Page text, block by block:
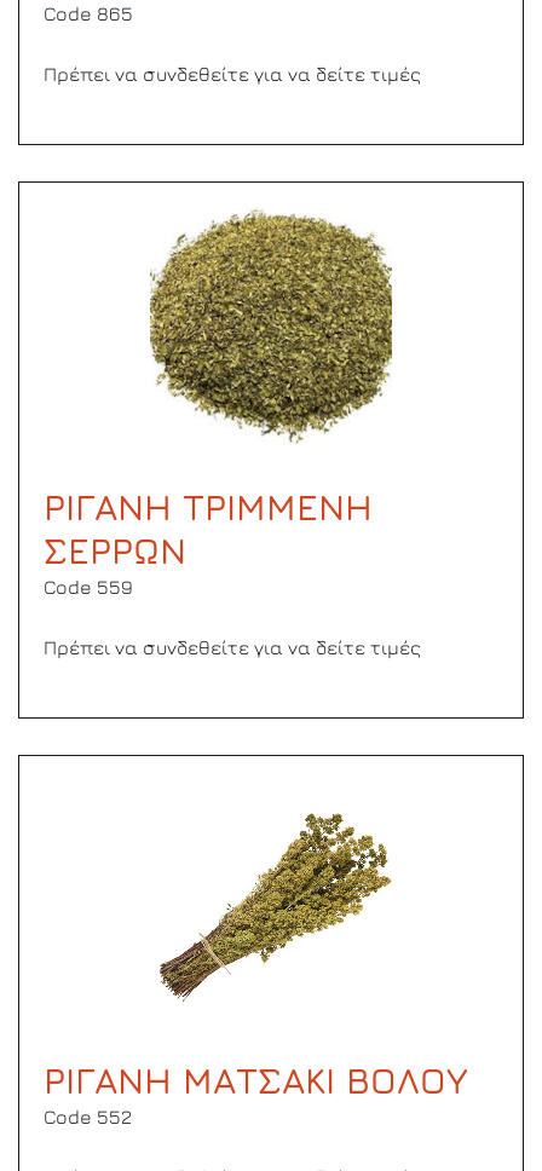
Code 865
Πρέπει να συνδεθείτε για να δείτε τιμές
ΡΙΓΑΝΗ ΤΡΙΜΜΕΝΗ
ΣΕΡΡΩΝ
Code 559
Πρέπει να συνδεθείτε για να δείτε τιμές
ΡΙΓΑΝΗ ΜΑΤΣΑΚΙ ΒΟΛΟΥ
Code 552